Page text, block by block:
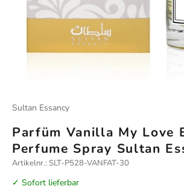
Sultan Essancy
Parfüm Vanilla My Love
Perfume Spray Sultan
Artikelnr.: SLT-P528-VANFAT-30
✓ Sofort lieferbar